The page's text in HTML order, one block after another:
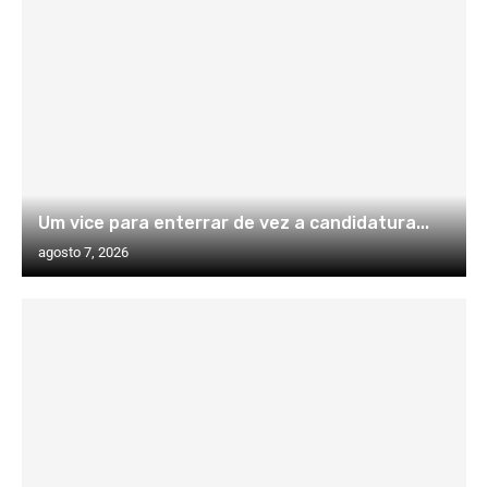
Um vice para enterrar de vez a candidatura...
agosto 7, 2026